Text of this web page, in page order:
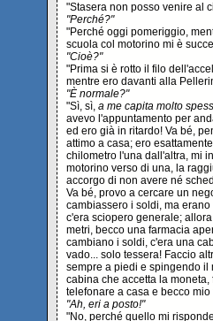
"Stasera non posso venire al
"Perché?"
"Perché oggi pomeriggio,
scuola col motorino mi è
"Cioè?"
"Prima si è rotto il filo
mentre ero davanti alla
"È normale?"
"Sì, sì, a me capita molto
avevo l'appuntamento per
ed ero già in ritardo! Va bé,
attimo a casa; ero
chilometro l'una dall'altra, mi
motorino verso di una, la
accorgo di non avere né
Va bé, provo a cercare un
cambiassero i soldi, ma
c'era sciopero generale;
metri, becco una farmacia
cambiano i soldi, c'era una
vado... solo tessera! Faccio
sempre a piedi e spingendo il
cabina che accetta la
telefonare a casa e becco mio
"Ah, eri a posto!"
"No, perché quello mi